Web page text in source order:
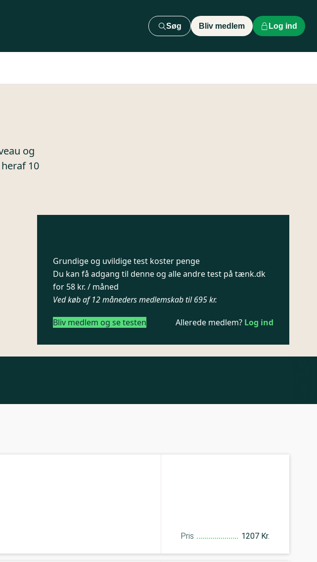
Søg Bliv medlem Log ind
og
10
Grundige og uvildige test koster penge
Du kan få adgang til denne og alle andre test på tænk.dk
for 58 kr. / måned
Ved køb af 12 måneders medlemskab til 695 kr.
Bliv medlem og se testen Allerede medlem? Log ind
Pris 1207 Kr.